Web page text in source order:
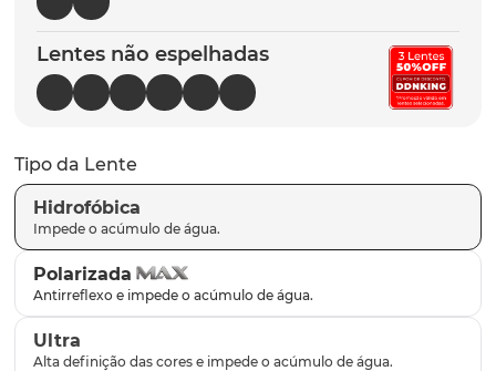
Lentes não espelhadas
Tipo da Lente
Hidrofóbica
Polarizada
Ultra
7º gasket
8º parafusos
9º latch